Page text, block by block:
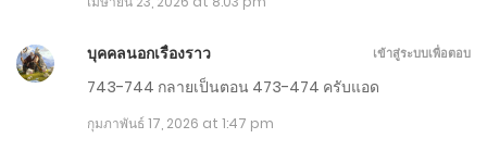
มีนาคม 7, 2026
ตอนที่ 771-780
บุคคลนอกเรื่องราว
743-744 กลายเป็นตอน 473-474 ครับแอด
กุมภาพันธ์ 17, 2026 at 1:47 pm
เข้าสู่ระบบเพื่อตอบ